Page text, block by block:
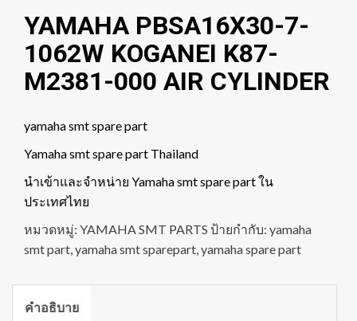
YAMAHA PBSA16X30-7-
1062W KOGANEI K87-
M2381-000 AIR CYLINDER
yamaha smt spare part
Yamaha smt spare part Thailand
นำเข้าและจำหน่าย Yamaha smt spare part ใน
ประเทศไทย
หมวดหมู่: YAMAHA SMT PARTS ป้ายกำกับ: yamaha
smt part,yamaha smt sparepart,yamaha spare part
คำอธิบาย